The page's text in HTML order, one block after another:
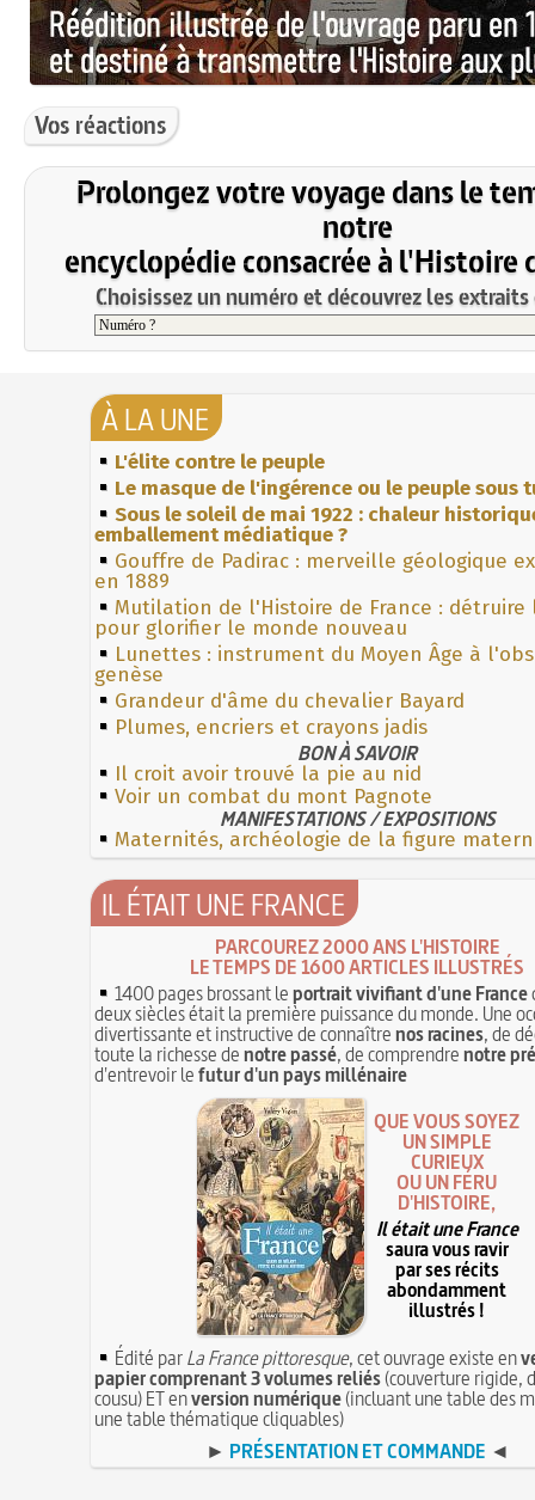
Vos réactions
Prolongez votre voyage dans le
notre
encyclopédie consacrée à l'Histoire
Choisissez un numéro et découvrez les
À LA UNE
L'élite contre le peuple
Le masque de l'ingérence ou le peuple sous
Sous le soleil de mai 1922 : chaleur
emballement médiatique ?
Gouffre de Padirac : merveille géologique
en 1889
Mutilation de l'Histoire de France : détruire
pour glorifier le monde nouveau
Lunettes : instrument du Moyen Âge à
genèse
Grandeur d'âme du chevalier Bayard
Plumes, encriers et crayons jadis
BON À SAVOIR
Il croit avoir trouvé la pie au nid
Voir un combat du mont Pagnote
MANIFESTATIONS / EXPOSITIONS
Maternités, archéologie de la figure
IL ÉTAIT UNE FRANCE
PARCOUREZ 2000 ANS L'HISTOIRE
LE TEMPS DE 1600 ARTICLES ILLUSTRÉS
1400 pages brossant leportrait vivifiant d'une France
deux siècles était la première puissance du monde. Une
divertissante et instructive de connaîtrenos racines, de
toute la richesse denotre passé, de comprendrenotre
d'entrevoir lefutur d'un pays millénaire
QUE VOUS SOYEZ
UN SIMPLE
CURIEUX
OU UN FÉRU
D'HISTOIRE,
Il était une France
saura vous ravir
par ses récits
abondamment
illustrés !
Édité parLa France pittoresque, cet ouvrage existe en
papier comprenant 3 volumes reliés(couverture rigide,
cousu) ET enversion numérique(incluant une table des
une table thématique cliquables)
► PRÉSENTATION ET COMMANDE ◄